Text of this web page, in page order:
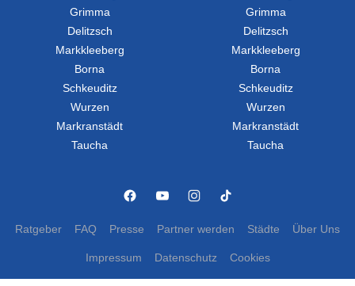
Grimma
Delitzsch
Markkleeberg
Borna
Schkeuditz
Wurzen
Markranstädt
Taucha
Grimma
Delitzsch
Markkleeberg
Borna
Schkeuditz
Wurzen
Markranstädt
Taucha
Ratgeber FAQ Presse Partner werden Städte Über Uns
Impressum Datenschutz Cookies